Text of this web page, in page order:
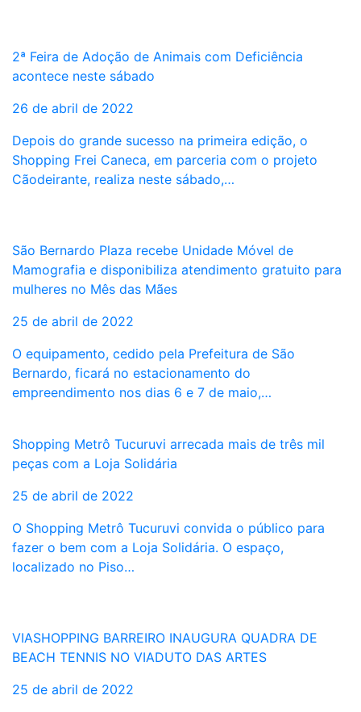
2ª Feira de Adoção de Animais com Deficiência
acontece neste sábado
26 de abril de 2022
Depois do grande sucesso na primeira edição, o
Shopping Frei Caneca, em parceria com o projeto
Cãodeirante, realiza neste sábado,…
São Bernardo Plaza recebe Unidade Móvel de
Mamografia e disponibiliza atendimento gratuito para
mulheres no Mês das Mães
25 de abril de 2022
O equipamento, cedido pela Prefeitura de São
Bernardo, ficará no estacionamento do
empreendimento nos dias 6 e 7 de maio,…
Shopping Metrô Tucuruvi arrecada mais de três mil
peças com a Loja Solidária
25 de abril de 2022
O Shopping Metrô Tucuruvi convida o público para
fazer o bem com a Loja Solidária. O espaço,
localizado no Piso…
VIASHOPPING BARREIRO INAUGURA QUADRA DE
BEACH TENNIS NO VIADUTO DAS ARTES
25 de abril de 2022